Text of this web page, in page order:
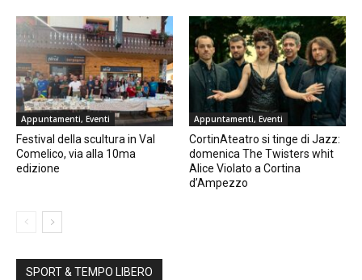
Appuntamenti, Eventi
Festival della scultura in Val
Comelico, via alla 10ma
edizione
Appuntamenti, Eventi
CortinAteatro si tinge di Jazz:
domenica The Twisters whit
Alice Violato a Cortina
d’Ampezzo
SPORT & TEMPO LIBERO